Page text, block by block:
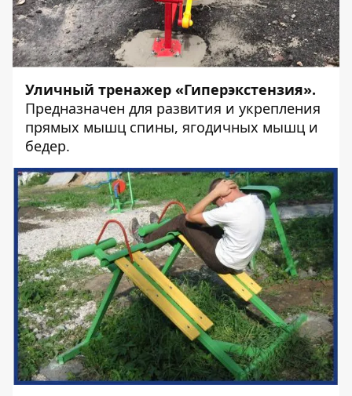
Уличный тренажер «Гиперэкстензия».
Предназначен для развития и укрепления
прямых мышц спины, ягодичных мышц и
бедер.